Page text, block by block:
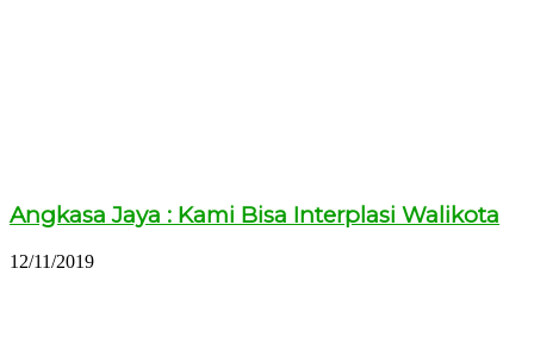
Angkasa Jaya : Kami Bisa Interplasi Walikota
12/11/2019